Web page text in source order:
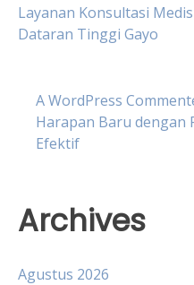
Layanan Konsultasi
Dataran Tinggi Gayo
A WordPress
Harapan Baru dengan
Efektif
Archives
Agustus 2026